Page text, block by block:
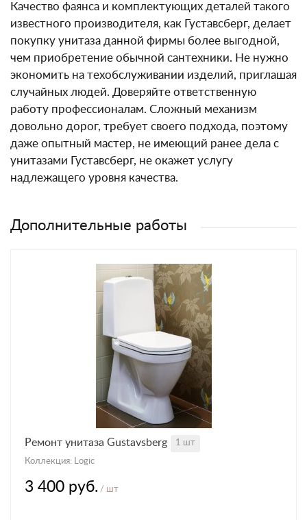
Качество фаянса и комплектующих деталей такого
известного производителя, как Густавсберг, делает
покупку унитаза данной фирмы более выгодной,
чем приобретение обычной сантехники. Не нужно
экономить на техобслуживании изделий, приглашая
случайных людей. Доверяйте ответственную
работу профессионалам. Сложный механизм
довольно дорог, требует своего подхода, поэтому
даже опытный мастер, не имеющий ранее дела с
унитазами Густавсберг, не окажет услугу
надлежащего уровня качества.
Дополнительные работы
Ремонт унитаза Gustavsberg 1 шт
Коллекция: Logic
3 400 руб. / шт